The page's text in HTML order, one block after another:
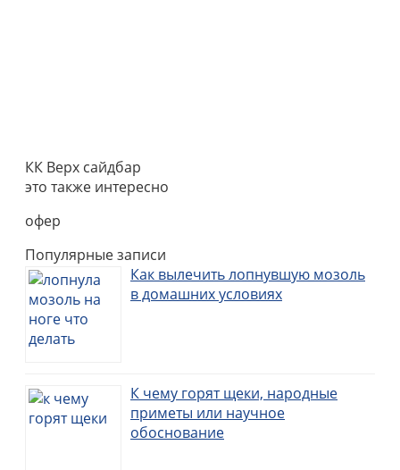
КК Верх сайдбар
это также интересно
офер
Популярные записи
Как вылечить лопнувшую мозоль
в домашних условиях
К чему горят щеки, народные
приметы или научное
обоснование